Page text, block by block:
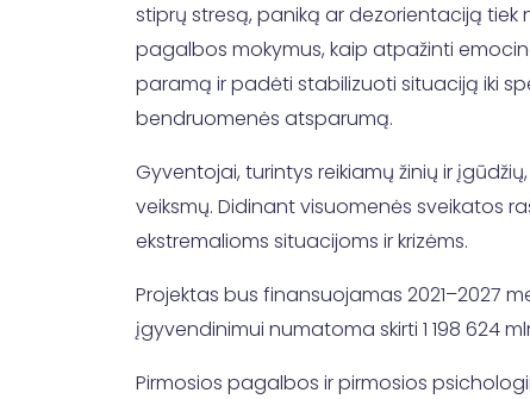
stiprų stresą, paniką ar dezorientaciją
pagalbos mokymus, kaip atpažinti
paramą ir padėti stabilizuoti situaciją iki
bendruomenės atsparumą.
Gyventojai, turintys reikiamų žinių ir
veiksmų. Didinant visuomenės sveikatos
ekstremalioms situacijoms ir krizėms.
Projektas bus finansuojamas 2021–2027
įgyvendinimui numatoma skirti 1 198 624
Pirmosios pagalbos ir pirmosios